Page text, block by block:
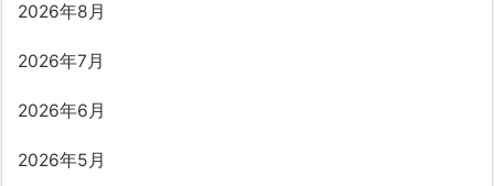
2026年8月
2026年7月
2026年6月
2026年5月